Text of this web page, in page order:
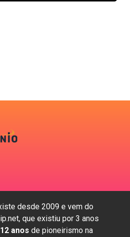
desde 2009 e vem do
que existiu por 3 anos
anos de pioneirismo na